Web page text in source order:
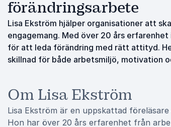
förändringsarbete
Lisa Ekström hjälper organisationer att
engagemang. Med över 20 års
för att leda förändring med rätt attityd.
skillnad för både arbetsmiljö, motivation
Om Lisa Ekström
Lisa Ekström är en uppskattad
Hon har över 20 års erfarenhet från